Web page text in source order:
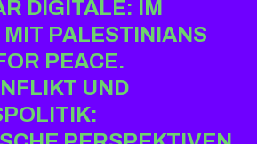
DIGITALE: IM
PALESTINIANS
PEACE.
UND